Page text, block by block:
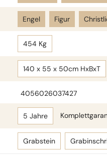
Engel Figur
454 Kg
140 x 55 x 50cm HxBxT
4056026037427
5 Jahre
Grabstein